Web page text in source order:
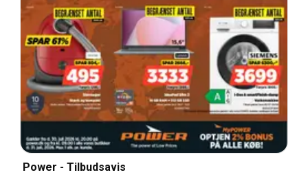
Power - Tilbudsavis